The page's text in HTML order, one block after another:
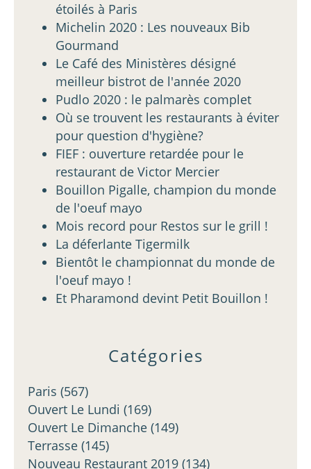
Catégories
Paris (567)
Ouvert Le Lundi (169)
Ouvert Le Dimanche (149)
Terrasse (145)
Nouveau Restaurant 2019 (134)
étoilés à Paris
Michelin 2020 : Les nouveaux Bib
Gourmand
Le Café des Ministères désigné
meilleur bistrot de l'année 2020
Pudlo 2020 : le palmarès complet
Où se trouvent les restaurants à éviter
pour question d'hygiène?
FIEF : ouverture retardée pour le
restaurant de Victor Mercier
Bouillon Pigalle, champion du monde
de l'oeuf mayo
Mois record pour Restos sur le grill !
La déferlante Tigermilk
Bientôt le championnat du monde de
l'oeuf mayo !
Et Pharamond devint Petit Bouillon !